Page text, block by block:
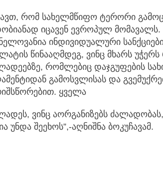
რომ სახელმწიფო ტერორი
იცავენ ევროპულ
ინდივიდუალური
წინააღმდეგ, ვინც მხარს უჭერს
რომლებიც დაჯგუფების
გამოსვლისას და
ყველა
ვინც აორგანიზებს
უნდა შეეხოს”,-აღნიშნა ბოკუჩავამ.